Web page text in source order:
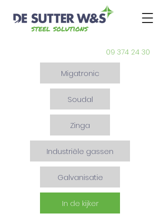
09 374 24 30
Migatronic
Soudal
Zinga
Industriële gassen
Galvanisatie
In de kijker